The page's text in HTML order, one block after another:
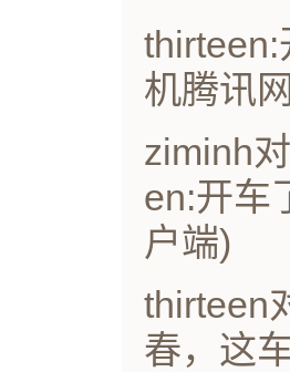
机腾讯
ziminh
en:开车
户端)
thirteen
春，这